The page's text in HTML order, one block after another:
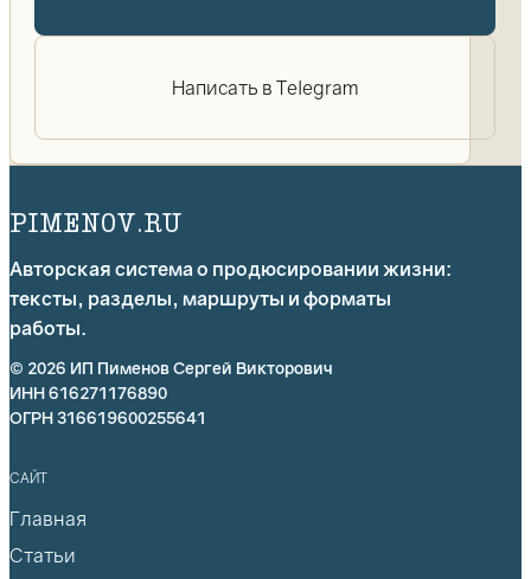
Написать в Telegram
PIMENOV.RU
Авторская система о продюсировании жизни:
тексты, разделы, маршруты и форматы
работы.
© 2026 ИП Пименов Сергей Викторович
ИНН 616271176890
ОГРН 316619600255641
САЙТ
Главная
Статьи